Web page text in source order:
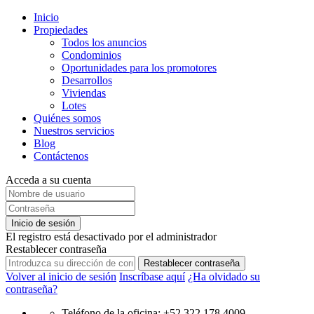
Inicio
Propiedades
Todos los anuncios
Condominios
Oportunidades para los promotores
Desarrollos
Viviendas
Lotes
Quiénes somos
Nuestros servicios
Blog
Contáctenos
Acceda a su cuenta
Inicio de sesión
El registro está desactivado por el administrador
Restablecer contraseña
Restablecer contraseña
Volver al inicio de sesión Inscríbase aquí ¿Ha olvidado su
contraseña?